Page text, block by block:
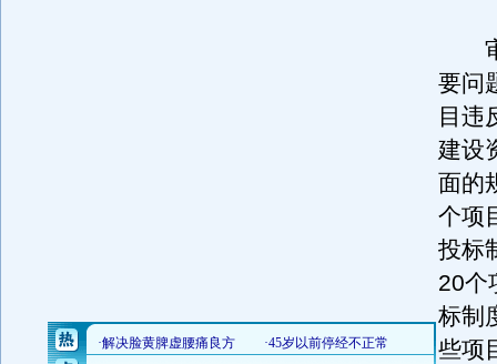
审
要问
目违
建设
面的
个项
投标
20个
标制
些项